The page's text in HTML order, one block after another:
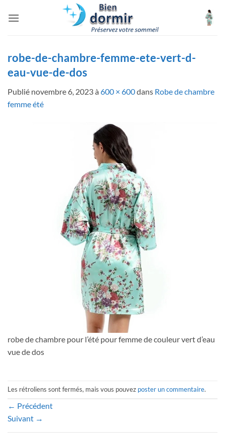
robe-de-chambre-femme-ete-vert-d-
eau-vue-de-dos
Publié novembre 6, 2023à 600 × 600dans Robe de chambre
femme été
robe de chambre pour l’été pour femme de couleur vert d’eau
vue de dos
Les rétroliens sont fermés, mais vous pouvez poster un commentaire.
← Précédent
Suivant →